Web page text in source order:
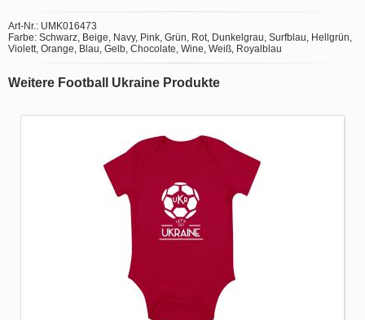
Art-Nr.: UMK016473
Farbe: Schwarz, Beige, Navy, Pink, Grün, Rot, Dunkelgrau, Surfblau, Hellgrün,
Violett, Orange, Blau, Gelb, Chocolate, Wine, Weiß, Royalblau
Weitere Football Ukraine Produkte